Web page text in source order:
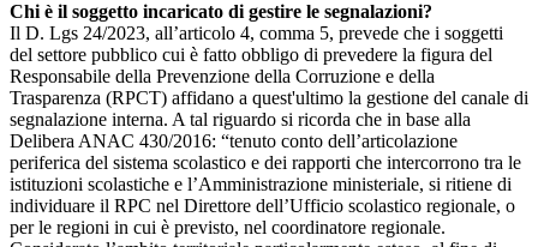
Chi è il soggetto incaricato di gestire le segnalazioni?
Il D. Lgs 24/2023, all’articolo 4, comma 5, prevede che i soggetti
del settore pubblico cui è fatto obbligo di prevedere la figura del
Responsabile della Prevenzione della Corruzione e della
Trasparenza (RPCT) affidano a quest'ultimo la gestione del canale di
segnalazione interna. A tal riguardo si ricorda che in base alla
Delibera ANAC 430/2016: “tenuto conto dell’articolazione
periferica del sistema scolastico e dei rapporti che intercorrono tra le
istituzioni scolastiche e l’Amministrazione ministeriale, si ritiene di
individuare il RPC nel Direttore dell’Ufficio scolastico regionale, o
per le regioni in cui è previsto, nel coordinatore regionale.